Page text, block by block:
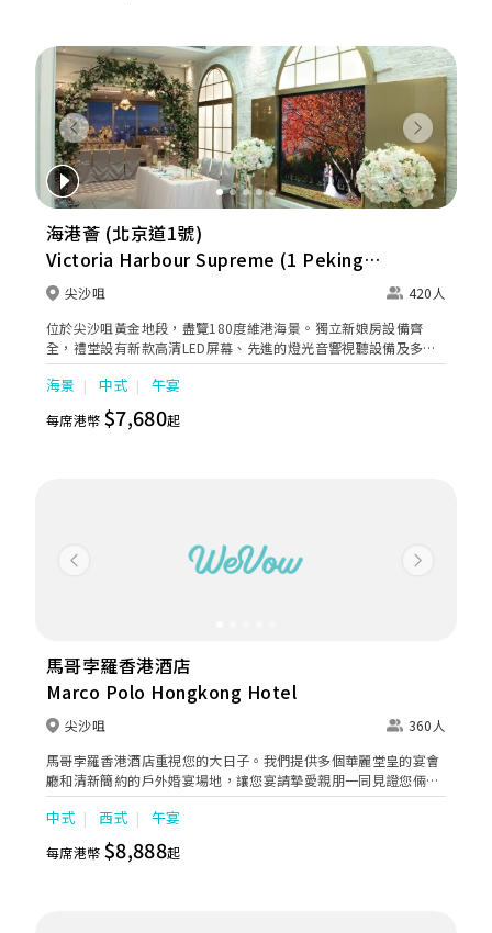
Previous Next
海港薈 (北京道1號)
Victoria Harbour Supreme (1 Peking
Road)
尖沙咀
420人
位於尖沙咀黃金地段，盡覽180度維港海景。獨立新娘房設備齊
全，禮堂設有新款高清LED屏幕、先進的燈光音響視聽設備及多種
舞台效果，為新人打造奢華與時尚結合的體面盛宴。
海景 中式 午宴
每席港幣 $7,680起
Previous Next
馬哥孛羅香港酒店
Marco Polo Hongkong Hotel
尖沙咀
360人
馬哥孛羅香港酒店重視您的大日子。我們提供多個華麗堂皇的宴會
廳和清新簡約的戶外婚宴場地，讓您宴請摯愛親朋一同見證您倆開
展幸福新一頁。 我們專業細心的婚宴服務團隊經驗豐富，為您提供
殷勤貼心的個人化服務，讓您盡情享受大婚之日的每個難忘時刻。
我們為您獻上一系列尊貴禮遇及婚宴套餐，包括中西式午宴、雞尾
酒會和中西式晚宴，為新人締造完美無瑕的浪漫婚禮。
中式 西式 午宴
每席港幣 $8,888起